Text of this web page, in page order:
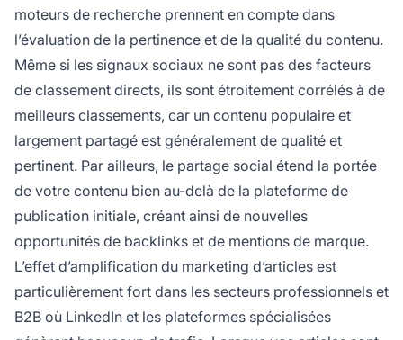
moteurs de recherche prennent en compte dans
l’évaluation de la pertinence et de la qualité du contenu.
Même si les signaux sociaux ne sont pas des facteurs
de classement directs, ils sont étroitement corrélés à de
meilleurs classements, car un contenu populaire et
largement partagé est généralement de qualité et
pertinent. Par ailleurs, le partage social étend la portée
de votre contenu bien au-delà de la plateforme de
publication initiale, créant ainsi de nouvelles
opportunités de backlinks et de mentions de marque.
L’effet d’amplification du marketing d’articles est
particulièrement fort dans les secteurs professionnels et
B2B où LinkedIn et les plateformes spécialisées